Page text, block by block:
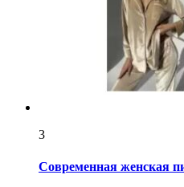
3
Современная женская